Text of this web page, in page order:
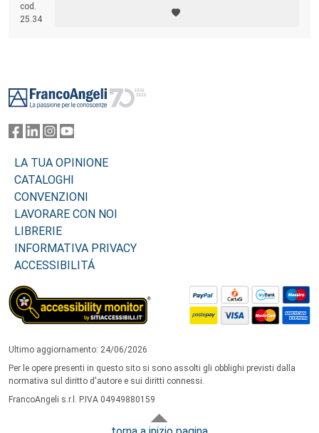
cod.
25.34
LA TUA OPINIONE
CATALOGHI
CONVENZIONI
LAVORARE CON NOI
LIBRERIE
INFORMATIVA PRIVACY
ACCESSIBILITÁ
Ultimo aggiornamento: 24/06/2026
Per le opere presenti in questo sito si sono assolti gli obblighi previsti dalla
normativa sul diritto d'autore e sui diritti connessi.
FrancoAngeli s.r.l. P.IVA 04949880159